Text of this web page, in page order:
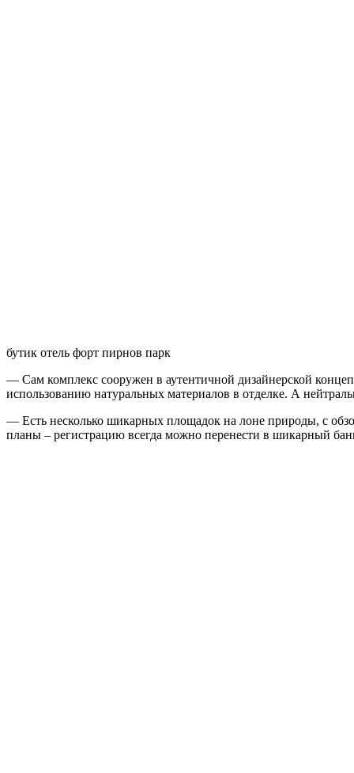
бутик отель форт пирнов парк
— Сам комплекс сооружен в аутентичной дизайнерской
использованию натуральных материалов в отделке. А
— Есть несколько шикарных площадок на лоне природы, с
планы – регистрацию всегда можно перенести в шикарный